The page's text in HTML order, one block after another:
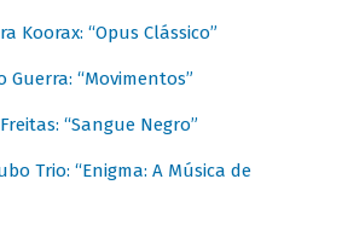
Koorax: “Opus Clássico”
Guerra: “Movimentos”
“Sangue Negro”
Trio: “Enigma: A Música de